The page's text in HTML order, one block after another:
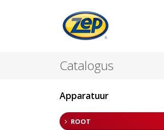
Catalogus
Apparatuur
ROOT